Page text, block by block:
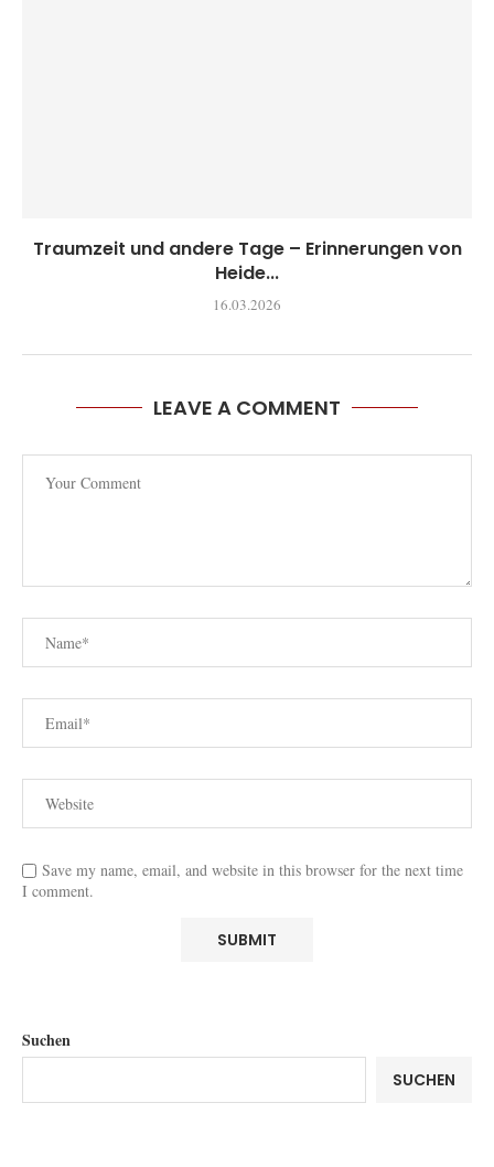
Traumzeit und andere Tage – Erinnerungen von
Heide...
16.03.2026
LEAVE A COMMENT
Save my name, email, and website in this browser for the next time
I comment.
Suchen
SUCHEN